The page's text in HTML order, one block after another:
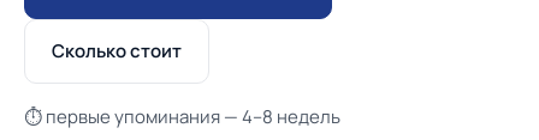
Сколько стоит
⏱ первые упоминания — 4–8 недель